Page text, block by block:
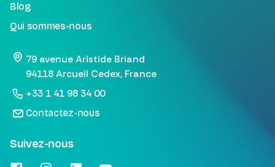
Blog
Qui sommes-nous
79 avenue Aristide Briand
94118 Arcueil Cedex, France
+33 1 41 98 34 00
Contactez-nous
Suivez-nous